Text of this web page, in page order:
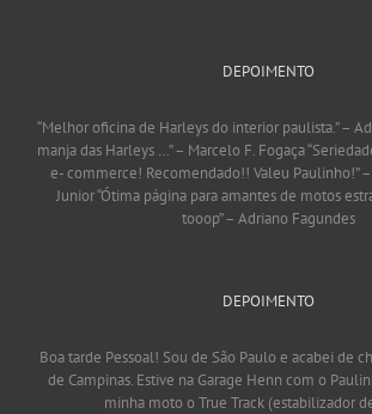
DEPOIMENTO
“Melhor oficina de Harleys do interior paulista.”–
manja das Harleys …”– Marcelo F. Fogaça
e- commerce! Recomendado!! Valeu Paulinho!”
Junior“Ótima página para amantes de motos
tooop”– Adriano Fagundes
DEPOIMENTO
Boa tarde Pessoal! Sou de São Paulo e acabei de
de Campinas. Estive na Garage Henn com o
minha moto o True Track (estabilizador